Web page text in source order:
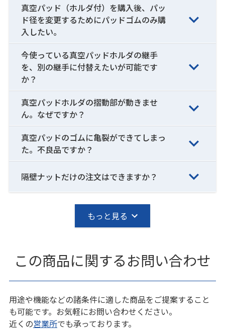
真空パッド（ホルダ付）を購入後、パッ
ド径を変更するためにパッドゴムのみ購
入したい。
今使っている真空パッドホルダの継手
を、別の継手に付替えたいが可能です
か？
真空パッドホルダの摺動部が動きませ
ん。なぜですか？
真空パッドのゴムに亀裂ができてしまっ
た。不良品ですか？
隔壁ナットだけの注文はできますか？
もっと見る
この商品に関するお問い合わせ
用途や機能などの諸条件に適した商品をご提案すること
も可能です。お気軽にお問い合わせください。
近くの営業所でも承っております。